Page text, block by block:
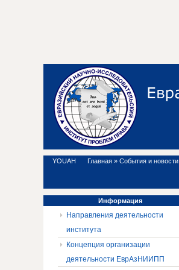
YOUAH Главная » События и новости
Информация
Направления деятельности
института
Концепция организации
деятельности ЕврАзНИИПП